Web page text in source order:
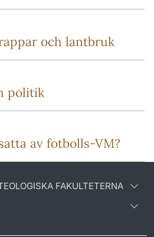
och lantbruk
politik
av fotbolls-VM?
FAKULTETERNA